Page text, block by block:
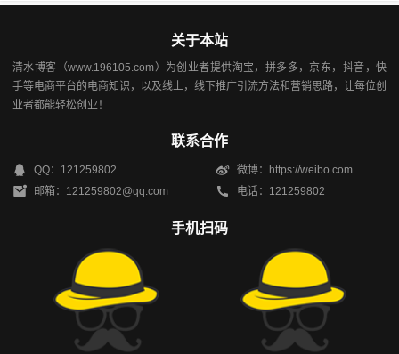
关于本站
清水博客（www.196105.com）为创业者提供淘宝，拼多多，京东，抖音，快
手等电商平台的电商知识，以及线上，线下推广引流方法和营销思路，让每位创
业者都能轻松创业！
联系合作
QQ：121259802
微博：https://weibo.com
邮箱：121259802@qq.com
电话：121259802
手机扫码